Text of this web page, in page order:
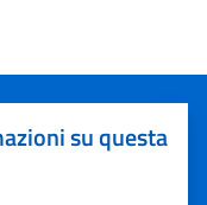
su questa